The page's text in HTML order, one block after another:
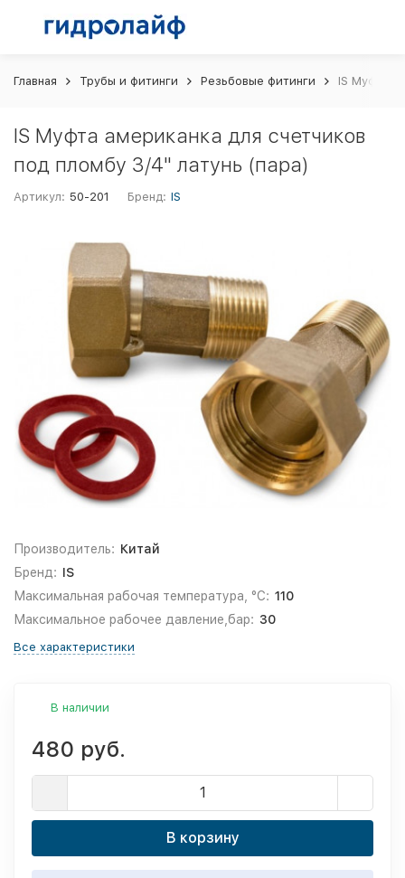
Главная Трубы и фитинги Резьбовые фитинги IS Муфта
IS Муфта американка для счетчиков
под пломбу 3/4" латунь (пара)
Артикул: 50-201 Бренд: IS
Производитель: Китай
Бренд: IS
Максимальная рабочая температура, °С: 110
Максимальное рабочее давление,бар: 30
Все характеристики
В наличии
480 руб.
В корзину